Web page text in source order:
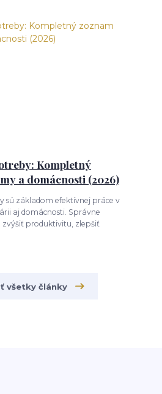
Kompletný
a domácnosti (2026)
sú základom efektívnej práce v
aj domácnosti. Správne
produktivitu, zlepšiť
všetky články